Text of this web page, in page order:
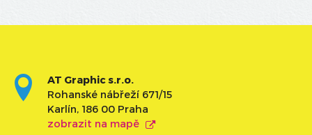
AT Graphic s.r.o.
Rohanské nábřeží 671/15
Karlín, 186 00 Praha
zobrazit na mapě